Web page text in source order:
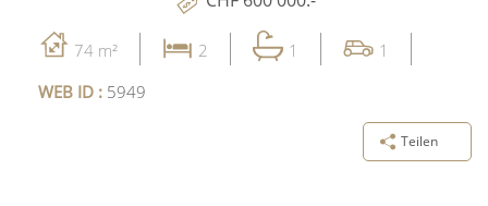
74 m² 2 1
1
WEB ID : 5949
Teilen